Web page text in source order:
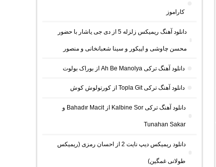
کاراموز
دانلود آهنگ ریمیکس زلزله 5 از دی جی یاشار با حضور
محسن چاوشی و اپیکور و سینا شعبانخانی و منصور
دانلود آهنگ ترکی Ah Be Manolya از بوراک بولوت
دانلود آهنگ ترکی Topla Git از کورتولوش کوش
دانلود آهنگ ترکی Kalbine Sor از Bahadır Macit و
Tunahan Sakar
دانلود ریمیکس دیپ نایت 2 از احسان رمزی (ریمیکس
طولانی غمگین)